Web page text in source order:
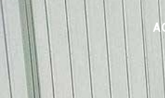
Panneau de gestion des cookies